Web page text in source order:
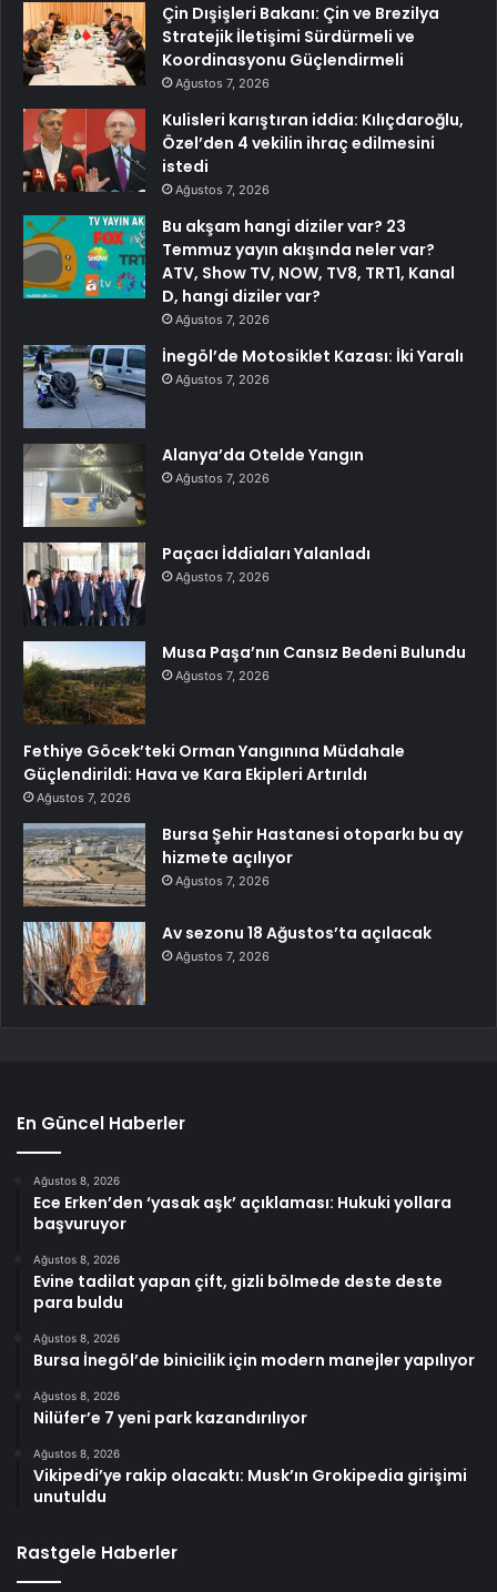
Çin Dışişleri Bakanı: Çin ve Brezilya
Stratejik İletişimi Sürdürmeli ve
Koordinasyonu Güçlendirmeli
Ağustos 7, 2026
Kulisleri karıştıran iddia: Kılıçdaroğlu,
Özel’den 4 vekilin ihraç edilmesini
istedi
Ağustos 7, 2026
Bu akşam hangi diziler var? 23
Temmuz yayın akışında neler var?
ATV, Show TV, NOW, TV8, TRT1, Kanal
D, hangi diziler var?
Ağustos 7, 2026
İnegöl’de Motosiklet Kazası: İki Yaralı
Ağustos 7, 2026
Alanya’da Otelde Yangın
Ağustos 7, 2026
Paçacı İddiaları Yalanladı
Ağustos 7, 2026
Musa Paşa’nın Cansız Bedeni Bulundu
Ağustos 7, 2026
Fethiye Göcek’teki Orman Yangınına Müdahale
Güçlendirildi: Hava ve Kara Ekipleri Artırıldı
Ağustos 7, 2026
Bursa Şehir Hastanesi otoparkı bu ay
hizmete açılıyor
Ağustos 7, 2026
Av sezonu 18 Ağustos’ta açılacak
Ağustos 7, 2026
En Güncel Haberler
Ağustos 8, 2026
Ece Erken’den ‘yasak aşk’ açıklaması: Hukuki yollara
başvuruyor
Ağustos 8, 2026
Evine tadilat yapan çift, gizli bölmede deste deste
para buldu
Ağustos 8, 2026
Bursa İnegöl’de binicilik için modern manejler yapılıyor
Ağustos 8, 2026
Nilüfer’e 7 yeni park kazandırılıyor
Ağustos 8, 2026
Vikipedi’ye rakip olacaktı: Musk’ın Grokipedia girişimi
unutuldu
Rastgele Haberler